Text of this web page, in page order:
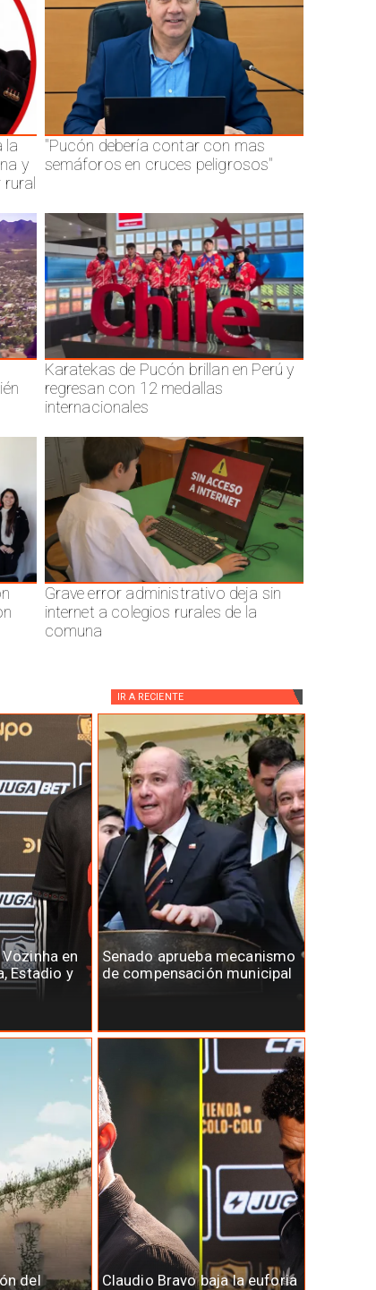
la
y
"Pucón debería contar con mas
semáforos en cruces peligrosos"
Karatekas de Pucón brillan en Perú y
regresan con 12 medallas
internacionales
Grave error administrativo deja sin
internet a colegios rurales de la
comuna
en
Estadio y
Senado aprueba mecanismo
de compensación municipal
del
Claudio Bravo baja la euforia
IR A RECIENTE